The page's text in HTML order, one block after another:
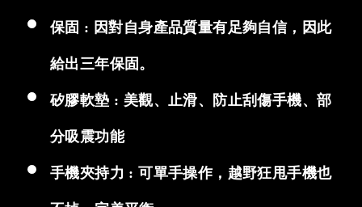
保固 : 因對自身產品質量有足夠自信，因此
給出三年保固。
矽膠軟墊 : 美觀、止滑、防止刮傷手機、部
分吸震功能
手機夾持力 : 可單手操作，越野狂甩手機也